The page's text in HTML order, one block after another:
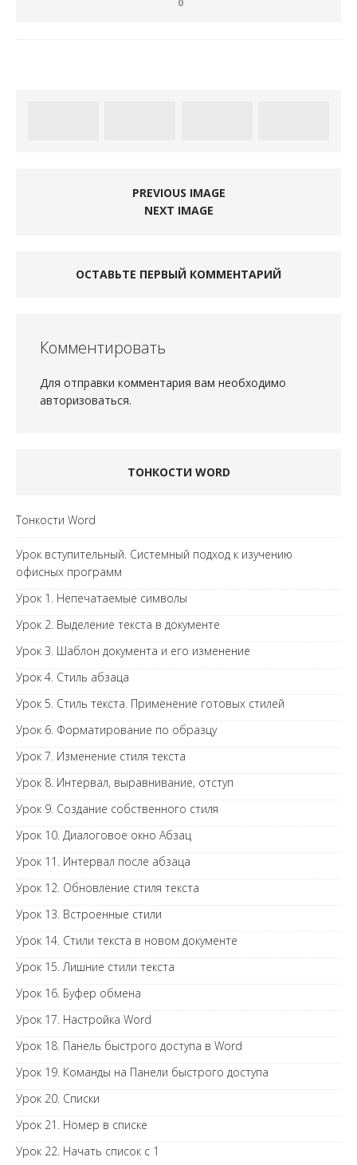
PREVIOUS IMAGE
NEXT IMAGE
ОСТАВЬТЕ ПЕРВЫЙ КОММЕНТАРИЙ
Комментировать
Для отправки комментария вам необходимо
авторизоваться.
ТОНКОСТИ WORD
Тонкости Word
Урок вступительный. Системный подход к изучению
офисных программ
Урок 1. Непечатаемые символы
Урок 2. Выделение текста в документе
Урок 3. Шаблон документа и его изменение
Урок 4. Стиль абзаца
Урок 5. Стиль текста. Применение готовых стилей
Урок 6. Форматирование по образцу
Урок 7. Изменение стиля текста
Урок 8. Интервал, выравнивание, отступ
Урок 9. Создание собственного стиля
Урок 10. Диалоговое окно Абзац
Урок 11. Интервал после абзаца
Урок 12. Обновление стиля текста
Урок 13. Встроенные стили
Урок 14. Стили текста в новом документе
Урок 15. Лишние стили текста
Урок 16. Буфер обмена
Урок 17. Настройка Word
Урок 18. Панель быстрого доступа в Word
Урок 19. Команды на Панели быстрого доступа
Урок 20. Списки
Урок 21. Номер в списке
Урок 22. Начать список с 1